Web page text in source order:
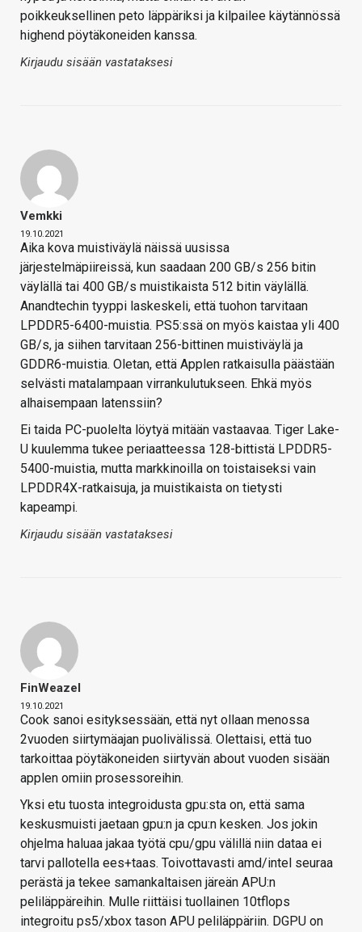
poikkeuksellinen peto läppäriksi ja kilpailee käytännössä
highend pöytäkoneiden kanssa.
Kirjaudu sisään vastataksesi
Vemkki
19.10.2021
Aika kova muistiväylä näissä uusissa
järjestelmäpiireissä, kun saadaan 200 GB/s 256 bitin
väylällä tai 400 GB/s muistikaista 512 bitin väylällä.
Anandtechin tyyppi laskeskeli, että tuohon tarvitaan
LPDDR5-6400-muistia. PS5:ssä on myös kaistaa yli 400
GB/s, ja siihen tarvitaan 256-bittinen muistiväylä ja
GDDR6-muistia. Oletan, että Applen ratkaisulla päästään
selvästi matalampaan virrankulutukseen. Ehkä myös
alhaisempaan latenssiin?
Ei taida PC-puolelta löytyä mitään vastaavaa. Tiger Lake-
U kuulemma tukee periaatteessa 128-bittistä LPDDR5-
5400-muistia, mutta markkinoilla on toistaiseksi vain
LPDDR4X-ratkaisuja, ja muistikaista on tietysti
kapeampi.
Kirjaudu sisään vastataksesi
FinWeazel
19.10.2021
Cook sanoi esityksessään, että nyt ollaan menossa
2vuoden siirtymäajan puolivälissä. Olettaisi, että tuo
tarkoittaa pöytäkoneiden siirtyvän about vuoden sisään
applen omiin prosessoreihin.
Yksi etu tuosta integroidusta gpu:sta on, että sama
keskusmuisti jaetaan gpu:n ja cpu:n kesken. Jos jokin
ohjelma haluaa jakaa työtä cpu/gpu välillä niin dataa ei
tarvi pallotella ees+taas. Toivottavasti amd/intel seuraa
perästä ja tekee samankaltaisen järeän APU:n
peliläppäreihin. Mulle riittäisi tuollainen 10tflops
integroitu ps5/xbox tason APU peliläppäriin. DGPU on